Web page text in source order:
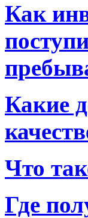
Как
Какие
Что
Где